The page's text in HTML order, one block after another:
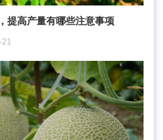
提高产量有哪些注意事项